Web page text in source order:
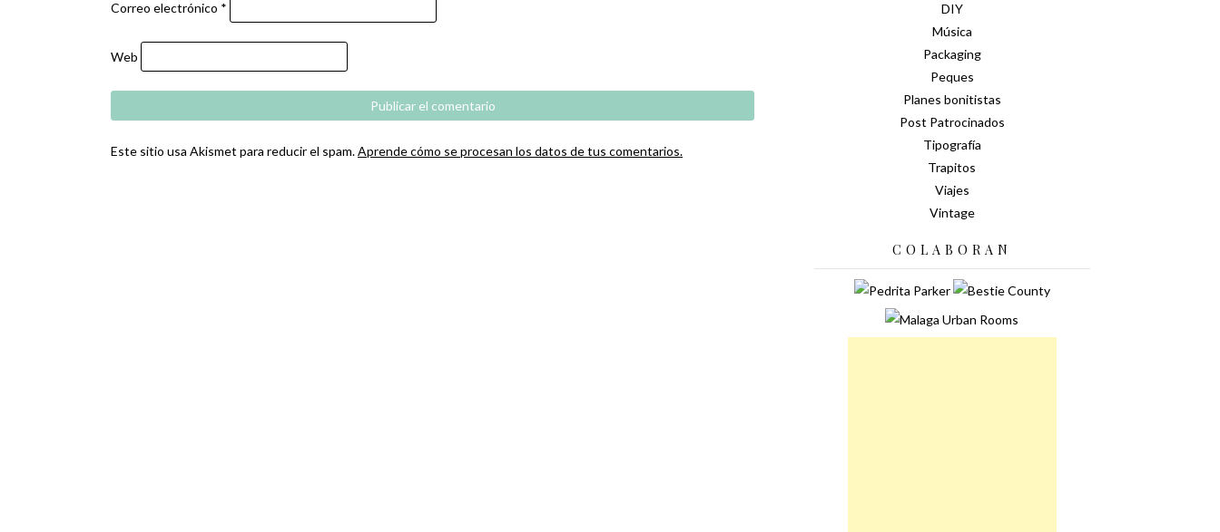
Correo electrónico *
Web
Este sitio usa Akismet para reducir el spam.Aprende cómo se procesan los datos de tus comentarios.
DIY
Música
Packaging
Peques
Planes bonitistas
Post Patrocinados
Tipografía
Trapitos
Viajes
Vintage
COLABORAN